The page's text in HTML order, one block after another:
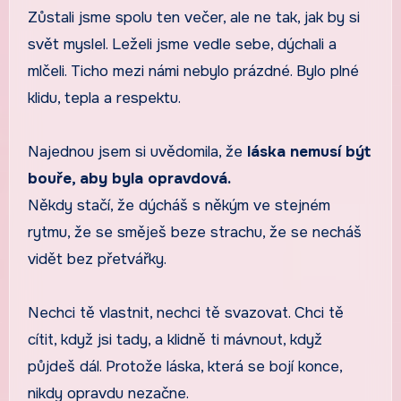
Zůstali jsme spolu ten večer, ale ne tak, jak by si
svět myslel. Leželi jsme vedle sebe, dýchali a
mlčeli. Ticho mezi námi nebylo prázdné. Bylo plné
klidu, tepla a respektu.
Najednou jsem si uvědomila, že láska nemusí být
bouře, aby byla opravdová.
Někdy stačí, že dýcháš s někým ve stejném
rytmu, že se směješ beze strachu, že se necháš
vidět bez přetvářky.
Nechci tě vlastnit, nechci tě svazovat. Chci tě
cítit, když jsi tady, a klidně ti mávnout, když
půjdeš dál. Protože láska, která se bojí konce,
nikdy opravdu nezačne.